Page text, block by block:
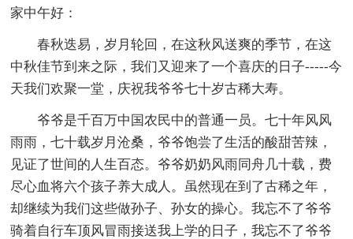
家中午好：
春秋迭易，岁月轮回，在这秋风送爽的季节，在这
中秋佳节到来之际，我们又迎来了一个喜庆的日子-----今
天我们欢聚一堂，庆祝我爷爷七十岁古稀大寿。
爷爷是千百万中国农民中的普通一员。七十年风风
雨雨，七十载岁月沧桑，爷爷饱尝了生活的酸甜苦辣，
见证了世间的人生百态。爷爷奶奶风雨同舟几十载，费
尽心血将六个孩子养大成人。虽然现在到了古稀之年，
却继续为我们这些做孙子、孙女的操心。我忘不了爷爷
骑着自行车顶风冒雨接送我上学的日子，我忘不了爷爷